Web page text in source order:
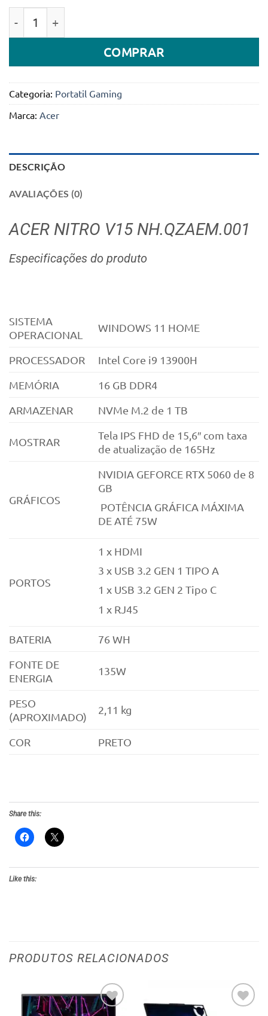
COMPRAR
Categoria: Portatil Gaming
Marca: Acer
DESCRIÇÃO
AVALIAÇÕES (0)
ACER NITRO V15 NH.QZAEM.001
Especificações do produto
SISTEMA
OPERACIONAL
WINDOWS 11 HOME
PROCESSADOR
Intel Core i9 13900H
MEMÓRIA
16 GB DDR4
ARMAZENAR
NVMe M.2 de 1 TB
MOSTRAR
Tela IPS FHD de 15,6″ com taxa
de atualização de 165Hz
GRÁFICOS
NVIDIA GEFORCE RTX 5060 de 8
GB
POTÊNCIA GRÁFICA MÁXIMA
DE ATÉ 75W
PORTOS
1 x HDMI
3 x USB 3.2 GEN 1 TIPO A
1 x USB 3.2 GEN 2 Tipo C
1 x RJ45
BATERIA
76 WH
FONTE DE
ENERGIA
135W
PESO
(APROXIMADO)
2,11 kg
COR PRETO
Share this:
Like this:
PRODUTOS RELACIONADOS